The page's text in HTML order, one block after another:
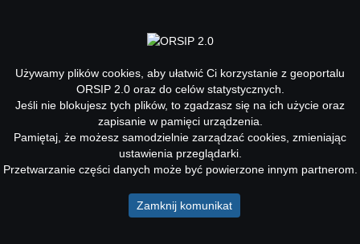
Przerwa techniczna w dn. 21-23 marca
br.
Informujemy, że w związku z pracami serwisowymi w dniach 21-
strony ORSIP 2.0 oraz aplikacji.
Przepraszamy za utrudnienia!
Używamy plików cookies, aby ułatwić Ci korzystanie z geoportalu
ORSIP 2.0 oraz do celów statystycznych.
Jeśli nie blokujesz tych plików, to zgadzasz się na ich użycie oraz
zapisanie w pamięci urządzenia.
Pamiętaj, że możesz samodzielnie zarządzać cookies, zmieniając
ustawienia przeglądarki.
Przetwarzanie części danych może być powierzone innym partnerom.
Zamknij komunikat